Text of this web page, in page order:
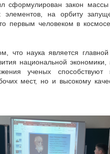
сформулирован закон массы
элементов, на орбиту
первым человеком в
что наука является
национальной экономики,
ученых способствуют
мест, но и высокому